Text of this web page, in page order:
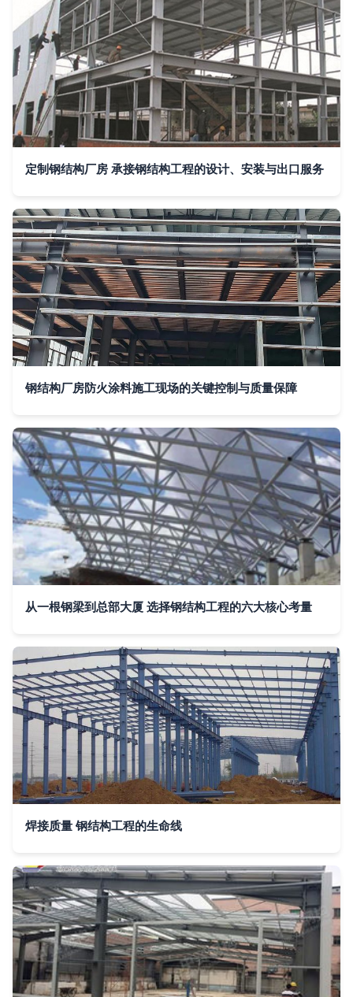
定制钢结构厂房 承接钢结构工程的设计、安装与出口服务
钢结构厂房防火涂料施工现场的关键控制与质量保障
从一根钢梁到总部大厦 选择钢结构工程的六大核心考量
焊接质量 钢结构工程的生命线